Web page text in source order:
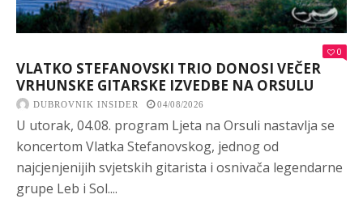
0
VLATKO STEFANOVSKI TRIO DONOSI VEČER
VRHUNSKE GITARSKE IZVEDBE NA ORSULU
DUBROVNIK INSIDER 04/08/2026
U utorak, 04.08. program Ljeta na Orsuli nastavlja se
koncertom Vlatka Stefanovskog, jednog od
najcjenjenijih svjetskih gitarista i osnivača legendarne
grupe Leb i Sol....